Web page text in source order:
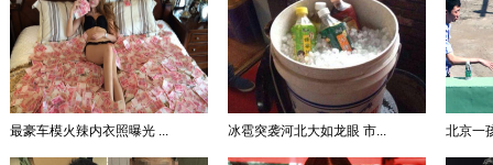
最豪车模火辣内衣照曝光 ... 冰雹突袭河北大如龙眼 市... 北京一